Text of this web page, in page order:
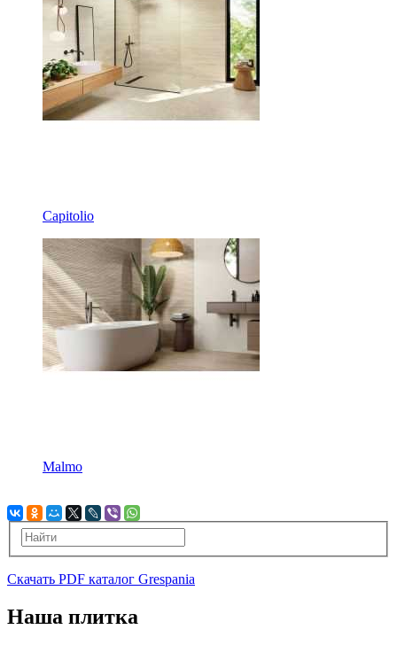
Capitolio
Malmo
Скачать PDF каталог Grespania
Наша плитка